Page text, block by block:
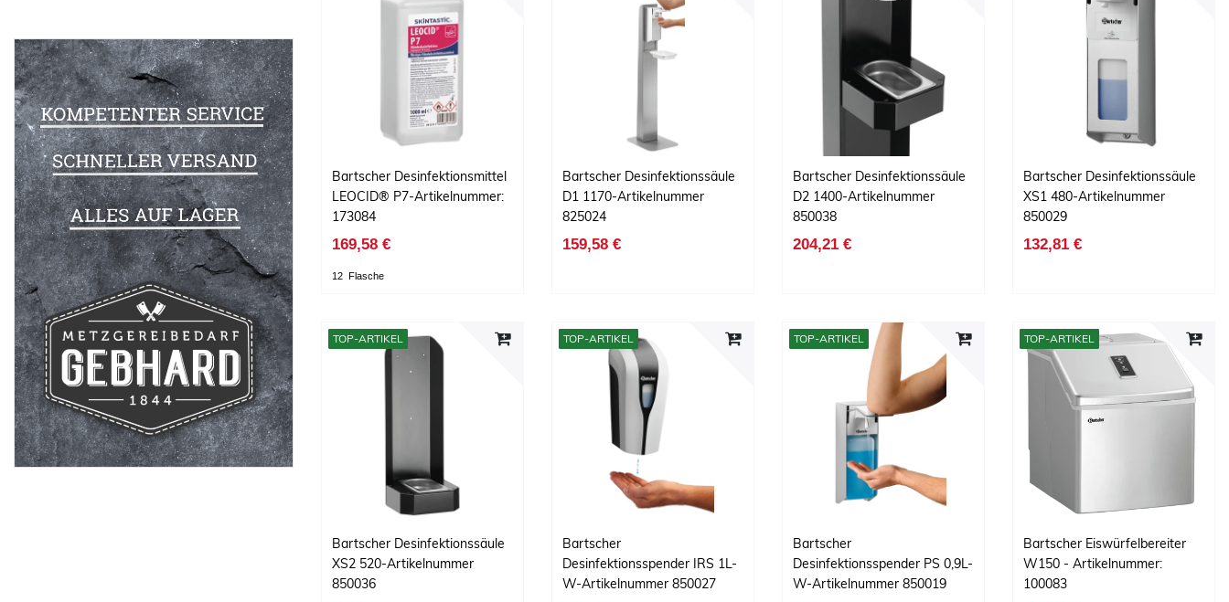
Bartscher Desinfektionsmittel
LEOCID® P7-Artikelnummer:
173084
169,58 €
12 Flasche
Bartscher Desinfektionssäule
D1 1170-Artikelnummer
825024
159,58 €
Bartscher Desinfektionssäule
D2 1400-Artikelnummer
850038
204,21 €
Bartscher Desinfektionssäule
XS1 480-Artikelnummer
850029
132,81 €
TOP-ARTIKEL
Bartscher Desinfektionssäule
XS2 520-Artikelnummer
850036
TOP-ARTIKEL
Bartscher
Desinfektionsspender IRS 1L-
W-Artikelnummer 850027
TOP-ARTIKEL
Bartscher
Desinfektionsspender PS 0,9L-
W-Artikelnummer 850019
TOP-ARTIKEL
Bartscher Eiswürfelbereiter
W150 - Artikelnummer:
100083